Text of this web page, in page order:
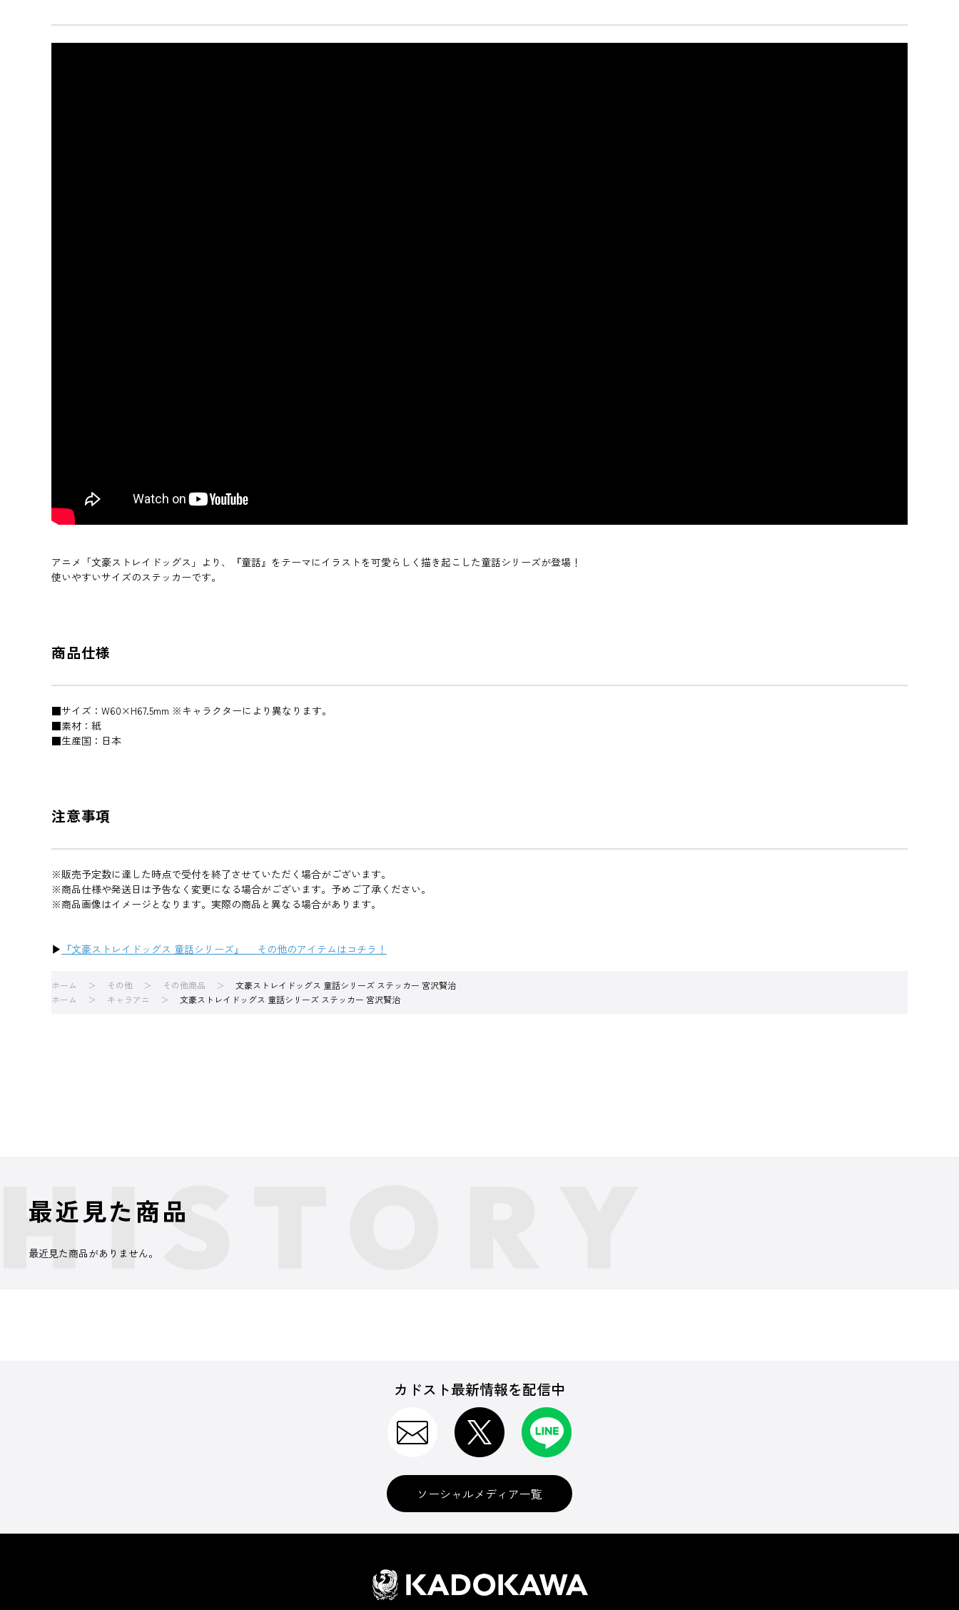
アニメ「文豪ストレイドッグス」より、『童話』をテーマにイラストを可愛らしく描き起こした童話シリーズが登場！
使いやすいサイズのステッカーです。
商品仕様
■サイズ：W60×H67.5mm ※キャラクターにより異なります。
■素材：紙
■生産国：日本
注意事項
※販売予定数に達した時点で受付を終了させていただく場合がございます。
※商品仕様や発送日は予告なく変更になる場合がございます。予めご了承ください。
※商品画像はイメージとなります。実際の商品と異なる場合があります。
▶ 『文豪ストレイドッグス 童話シリーズ』 その他のアイテムはコチラ！
ホーム その他 その他商品
文豪ストレイドッグス 童話シリーズ ステッカー 宮沢賢治
ホーム
キャラアニ 文豪ストレイドッグス 童話シリーズ ステッカー 宮沢賢治
最近見た商品
最近見た商品がありません。
カドスト最新情報を配信中
ソーシャルメディア一覧